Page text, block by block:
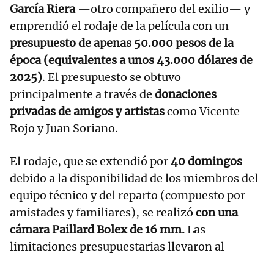
García Riera —otro compañero del exilio— y
emprendió el rodaje de la película con un
presupuesto de apenas 50.000 pesos de la
época (equivalentes a unos 43.000 dólares de
2025). El presupuesto se obtuvo
principalmente a través de donaciones
privadas de amigos y artistascomo Vicente
Rojo y Juan Soriano.
El rodaje, que se extendió por40 domingos
debido a la disponibilidad de los miembros del
equipo técnico y del reparto (compuesto por
amistades y familiares), se realizó con una
cámara Paillard Bolex de 16 mm.Las
limitaciones presupuestarias llevaron al